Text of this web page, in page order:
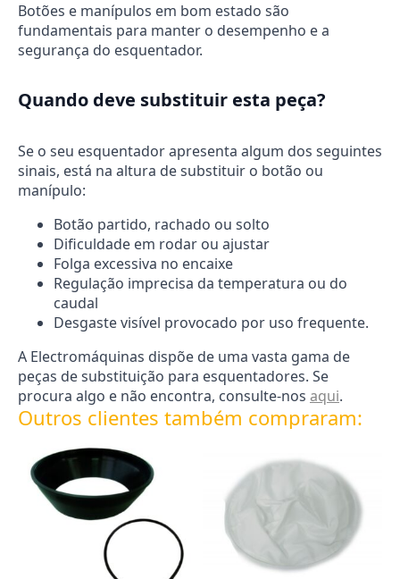
Botões e manípulos em bom estado são
fundamentais para manter o desempenho e a
segurança do esquentador.
Quando deve substituir esta peça?
Se o seu esquentador apresenta algum dos seguintes
sinais, está na altura de substituir o botão ou
manípulo:
Botão partido, rachado ou solto
Dificuldade em rodar ou ajustar
Folga excessiva no encaixe
Regulação imprecisa da temperatura ou do
caudal
Desgaste visível provocado por uso frequente.
A Electromáquinas dispõe de uma vasta gama de
peças de substituição para esquentadores. Se
procura algo e não encontra, consulte-nos aqui.
Outros clientes também compraram: